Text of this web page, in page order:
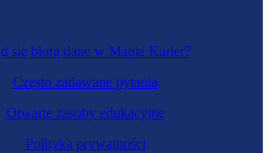
się biorą dane w Mapie Karier?
Często zadawane pytania
Otwarte zasoby edukacyjne
Polityka prywatności